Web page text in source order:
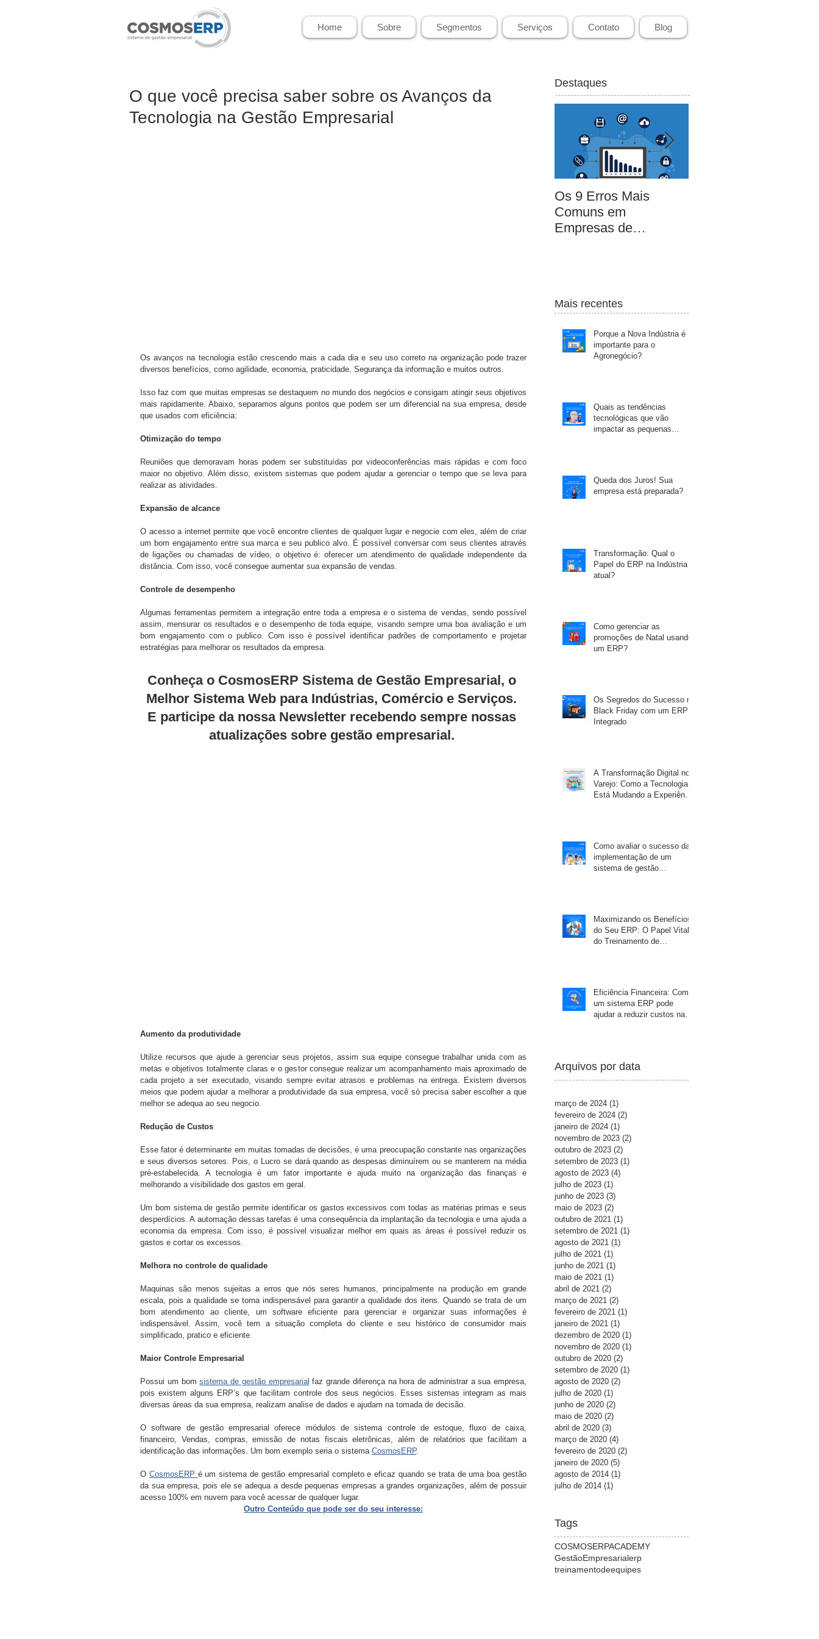
Home Sobre Segmentos Serviços Contato Blog
O que você precisa saber sobre os Avanços da
Tecnologia na Gestão Empresarial
Os avanços na tecnologia estão crescendo mais a cada dia e seu uso correto na organização pode trazer
diversos benefícios, como agilidade, economia, praticidade, Segurança da informação e muitos outros.
Isso faz com que muitas empresas se destaquem no mundo dos negócios e consigam atingir seus objetivos
mais rapidamente. Abaixo, separamos alguns pontos que podem ser um diferencial na sua empresa, desde
que usados com eficiência:
Otimização do tempo
Reuniões que demoravam horas podem ser substituídas por videoconferências mais rápidas e com foco
maior no objetivo. Além disso, existem sistemas que podem ajudar a gerenciar o tempo que se leva para
realizar as atividades.
Expansão de alcance
O acesso a internet permite que você encontre clientes de qualquer lugar e negocie com eles, além de criar
um bom engajamento entre sua marca e seu publico alvo. É possível conversar com seus clientes através
de ligações ou chamadas de vídeo, o objetivo é: oferecer um atendimento de qualidade independente da
distância. Com isso, você consegue aumentar sua expansão de vendas.
Controle de desempenho
Algumas ferramentas permitem a integração entre toda a empresa e o sistema de vendas, sendo possível
assim, mensurar os resultados e o desempenho de toda equipe, visando sempre uma boa avaliação e um
bom engajamento com o publico. Com isso é possível identificar padrões de comportamento e projetar
estratégias para melhorar os resultados da empresa.
Conheça o CosmosERP Sistema de Gestão Empresarial, o
Melhor Sistema Web para Indústrias, Comércio e Serviços.
E participe da nossa Newsletter recebendo sempre nossas
atualizações sobre gestão empresarial.
Aumento da produtividade
Utilize recursos que ajude a gerenciar seus projetos, assim sua equipe consegue trabalhar unida com as
metas e objetivos totalmente claras e o gestor consegue realizar um acompanhamento mais aproximado de
cada projeto a ser executado, visando sempre evitar atrasos e problemas na entrega. Existem diversos
meios que podem ajudar a melhorar a produtividade da sua empresa, você só precisa saber escolher a que
melhor se adequa ao seu negocio.
Redução de Custos
Esse fator é determinante em muitas tomadas de decisões, é uma preocupação constante nas organizações
e seus diversos setores. Pois, o Lucro se dará quando as despesas diminuírem ou se manterem na média
pré-estabelecida. A tecnologia é um fator importante e ajuda muito na organização das finanças e
melhorando a visibilidade dos gastos em geral.
Um bom sistema de gestão permite identificar os gastos excessivos com todas as matérias primas e seus
desperdícios. A automação dessas tarefas é uma consequência da implantação da tecnologia e uma ajuda a
economia da empresa. Com isso, é possível visualizar melhor em quais as áreas é possível reduzir os
gastos e cortar os excessos.
Melhora no controle de qualidade
Maquinas são menos sujeitas a erros que nós seres humanos, principalmente na produção em grande
escala, pois a qualidade se torna indispensável para garantir a qualidade dos itens. Quando se trata de um
bom atendimento ao cliente, um software eficiente para gerenciar e organizar suas informações é
indispensável. Assim, você tem a situação completa do cliente e seu histórico de consumidor mais
simplificado, pratico e eficiente.
Maior Controle Empresarial
Possui um bom sistema de gestão empresarial faz grande diferença na hora de administrar a sua empresa,
pois existem alguns ERP’s que facilitam controle dos seus negócios. Esses sistemas integram as mais
diversas áreas da sua empresa, realizam analise de dados e ajudam na tomada de decisão.
O software de gestão empresarial oferece módulos de sistema controle de estoque, fluxo de caixa,
financeiro, Vendas, compras, emissão de notas fiscais eletrônicas, além de relatórios que facilitam a
identificação das informações. Um bom exemplo seria o sistema CosmosERP.
O CosmosERP é um sistema de gestão empresarial completo e eficaz quando se trata de uma boa gestão
da sua empresa, pois ele se adequa a desde pequenas empresas a grandes organizações, além de possuir
acesso 100% em nuvem para você acessar de qualquer lugar.
Outro Conteúdo que pode ser do seu interesse:
Destaques
Os 9 Erros Mais
Comuns em
Empresas de
Mais recentes
Porque a Nova Indústria é
importante para o
Agronegócio?
Quais as tendências
tecnológicas que vão
impactar as pequenas
Queda dos Juros! Sua
empresa está preparada?
Transformação: Qual o
Papel do ERP na Indústria
atual?
Como gerenciar as
promoções de Natal usando
um ERP?
Os Segredos do Sucesso na
Black Friday com um ERP
Integrado
A Transformação Digital no
Varejo: Como a Tecnologia
Está Mudando a Experiência
Como avaliar o sucesso da
implementação de um
sistema de gestão
Maximizando os Benefícios
do Seu ERP: O Papel Vital
do Treinamento de
Eficiência Financeira: Como
um sistema ERP pode
ajudar a reduzir custos na
Arquivos por data
março de 2024 (1)
fevereiro de 2024 (2)
janeiro de 2024 (1)
novembro de 2023 (2)
outubro de 2023 (2)
setembro de 2023 (1)
agosto de 2023 (4)
julho de 2023 (1)
junho de 2023 (3)
maio de 2023 (2)
outubro de 2021 (1)
setembro de 2021 (1)
agosto de 2021 (1)
julho de 2021 (1)
junho de 2021 (1)
maio de 2021 (1)
abril de 2021 (2)
março de 2021 (2)
fevereiro de 2021 (1)
janeiro de 2021 (1)
dezembro de 2020 (1)
novembro de 2020 (1)
outubro de 2020 (2)
setembro de 2020 (1)
agosto de 2020 (2)
julho de 2020 (1)
junho de 2020 (2)
maio de 2020 (2)
abril de 2020 (3)
março de 2020 (4)
fevereiro de 2020 (2)
janeiro de 2020 (5)
agosto de 2014 (1)
julho de 2014 (1)
Tags
COSMOSERPACADEMY
GestãoEmpresarialerp
treinamentodeequipes